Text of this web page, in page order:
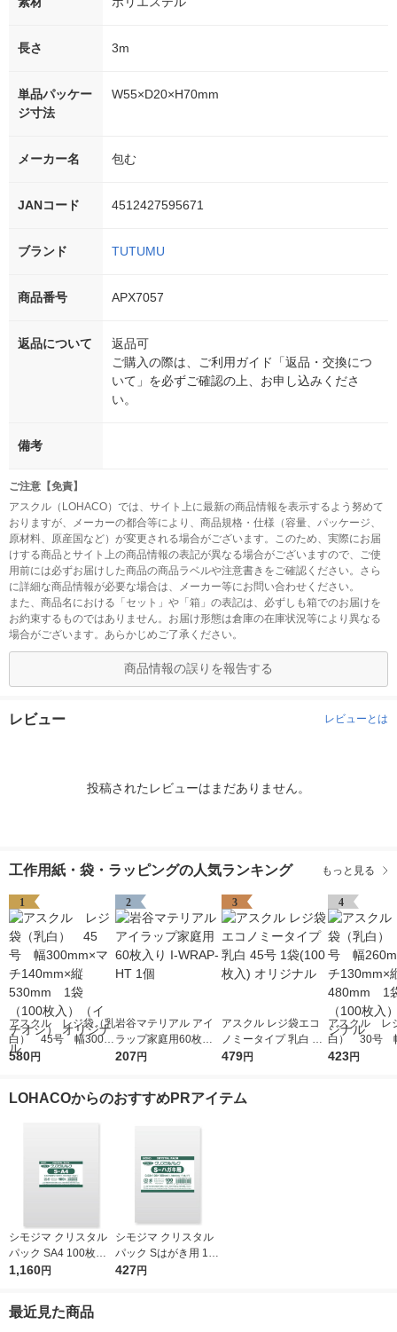
長さ 3m
単品パッケー
ジ寸法
W55×D20×H70mm
メーカー名 包む
JANコード 4512427595671
ブランド TUTUMU
商品番号 APX7057
返品について
返品可
ご購入の際は、ご利用ガイド「返品・交換につ
いて」を必ずご確認の上、お申し込みくださ
い。
備考
ご注意【免責】
アスクル（LOHACO）では、サイト上に最新の商品情報を表示するよう努めて
おりますが、メーカーの都合等により、商品規格・仕様（容量、パッケージ、
原材料、原産国など）が変更される場合がございます。このため、実際にお届
けする商品とサイト上の商品情報の表記が異なる場合がございますので、ご使
用前には必ずお届けした商品の商品ラベルや注意書きをご確認ください。さら
に詳細な商品情報が必要な場合は、メーカー等にお問い合わせください。
また、商品名における「セット」や「箱」の表記は、必ずしも箱でのお届けを
お約束するものではありません。お届け形態は倉庫の在庫状況等により異なる
場合がございます。あらかじめご了承ください。
商品情報の誤りを報告する
レビュー レビューとは
投稿されたレビューはまだありません。
工作用紙・袋・ラッピングの人気ランキング もっと見る
1
アスクル レジ袋（乳
白） 45号 幅300m
m×マチ140mm×縦53
リジナル
580円
2
岩谷マテリアル アイ
ラップ家庭用60枚入
り I-WRAP-HT 1個
207円
3
アスクル レジ袋エコ
ノミータイプ 乳白 45
号 1袋(100枚入) オリ
479円
4
アスクル レ
白） 30号
m×マチ
423円
LOHACOからのおすすめPRアイテム
シモジマ クリスタル
パック SA4 100枚入 6
739200 1袋(100枚入)
1,160円
シモジマ クリスタル
パック Sはがき用 100
枚入 6751700 1袋(10
427円
最近見た商品